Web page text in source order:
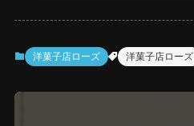
洋菓子店ローズ 洋菓子店ローズ